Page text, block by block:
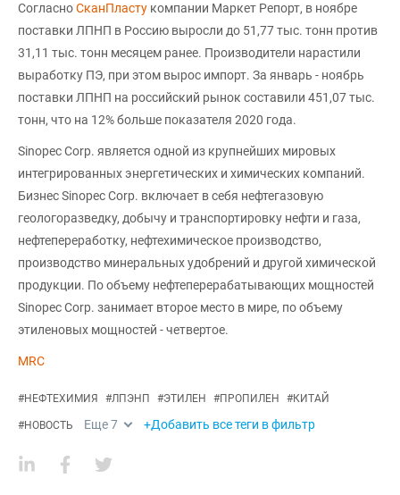
СогласноСканПласту компании Маркет Репорт, в ноябре
поставки ЛПНП в Россию выросли до 51,77 тыс. тонн против
31,11 тыс. тонн месяцем ранее. Производители нарастили
выработку ПЭ, при этом вырос импорт. За январь - ноябрь
поставки ЛПНП на российский рынок составили 451,07 тыс.
тонн, что на 12% больше показателя 2020 года.
Sinopec Corp. является одной из крупнейших мировых
интегрированных энергетических и химических компаний.
Бизнес Sinopec Corp. включает в себя нефтегазовую
геологоразведку, добычу и транспортировку нефти и газа,
нефтепереработку, нефтехимическое производство,
производство минеральных удобрений и другой химической
продукции. По объему нефтеперерабатывающих мощностей
Sinopec Corp. занимает второе место в мире, по объему
этиленовых мощностей - четвертое.
MRC
#НЕФТЕХИМИЯ #ЛПЭНП #ЭТИЛЕН #ПРОПИЛЕН #КИТАЙ
#НОВОСТЬ Еще7 +Добавить все теги в фильтр